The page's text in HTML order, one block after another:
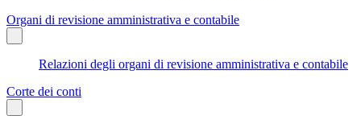
Organi di revisione amministrativa e contabile
Relazioni degli organi di revisione amministrativa e contabile
Corte dei conti